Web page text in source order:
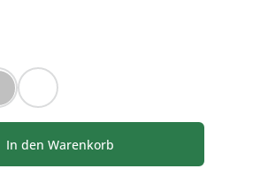
Silber Weiß
Wert ein
In den Warenkorb